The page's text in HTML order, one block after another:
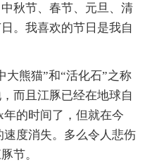
秋节、春节、元旦、清
。我喜欢的节日是我自
大熊猫”和“活化石”之称
而且江豚已经在地球自
的时间了，但就在今
度消失。多么令人悲伤
节。